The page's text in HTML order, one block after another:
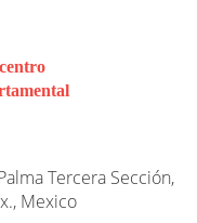
Tercera Sección,
Mexico